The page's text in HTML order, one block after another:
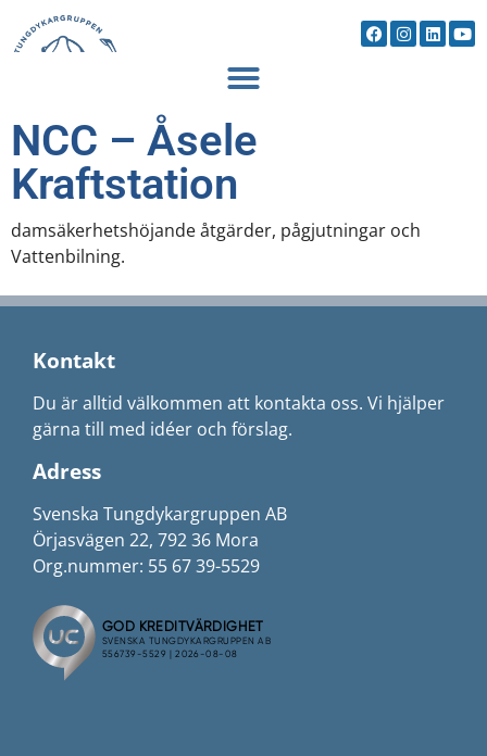
NCC – Åsele
Kraftstation
damsäkerhetshöjande åtgärder, pågjutningar och
Vattenbilning.
Kontakt
Du är alltid välkommen att kontakta oss. Vi hjälper
gärna till med idéer och förslag.
Adress
Svenska Tungdykargruppen AB
Örjasvägen 22, 792 36 Mora
Org.nummer: 55 67 39-5529